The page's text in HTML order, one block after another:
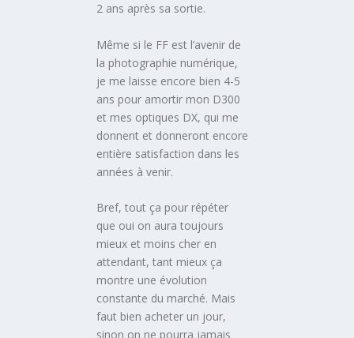
2 ans après sa sortie.
Même si le FF est l’avenir de
la photographie numérique,
je me laisse encore bien 4-5
ans pour amortir mon D300
et mes optiques DX, qui me
donnent et donneront encore
entière satisfaction dans les
années à venir.
Bref, tout ça pour répéter
que oui on aura toujours
mieux et moins cher en
attendant, tant mieux ça
montre une évolution
constante du marché. Mais
faut bien acheter un jour,
sinon on ne pourra jamais